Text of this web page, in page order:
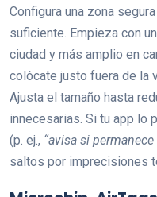
Configura una zona
suficiente. Empieza con
ciudad y más amplio en
colócate justo fuera de la
Ajusta el tamaño hasta
innecesarias. Si tu app lo
(p. ej., “avisa si
saltos por imprecisiones